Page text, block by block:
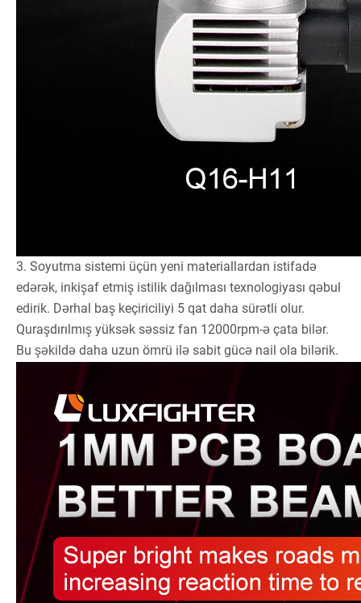
3. Soyutma sistemi üçün yeni materiallardan istifadə
edərək, inkişaf etmiş istilik dağılması texnologiyası qəbul
edirik. Dərhal baş keçiriciliyi 5 qat daha sürətli olur.
Quraşdırılmış yüksək səssiz fan 12000rpm-ə çata bilər.
Bu şəkildə daha uzun ömrü ilə sabit gücə nail ola bilərik.